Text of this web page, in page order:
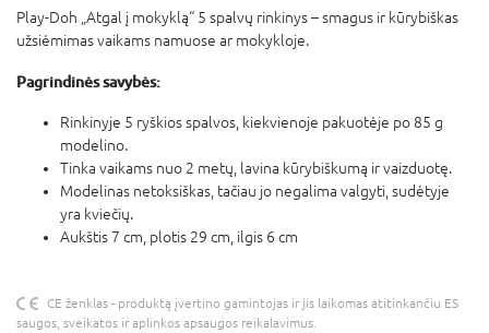
Play-Doh „Atgal į mokyklą“ 5 spalvų rinkinys – smagus ir kūrybiškas
užsiėmimas vaikams namuose ar mokykloje.
Pagrindinės savybės:
Rinkinyje 5 ryškios spalvos, kiekvienoje pakuotėje po 85 g
modelino.
Tinka vaikams nuo 2 metų, lavina kūrybiškumą ir vaizduotę.
Modelinas netoksiškas, tačiau jo negalima valgyti, sudėtyje
yra kviečių.
Aukštis 7 cm, plotis 29 cm, ilgis 6 cm
CE ženklas - produktą įvertino gamintojas ir jis laikomas atitinkančiu ES
saugos, sveikatos ir aplinkos apsaugos reikalavimus.